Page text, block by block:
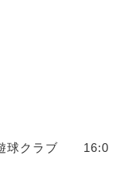
球クラブ 16:0